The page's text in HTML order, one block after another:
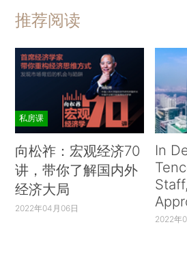
推荐阅读
私房课
向松祚：宏观经济70
讲，带你了解国内外
经济大局
2022年04月06日
In
2022年